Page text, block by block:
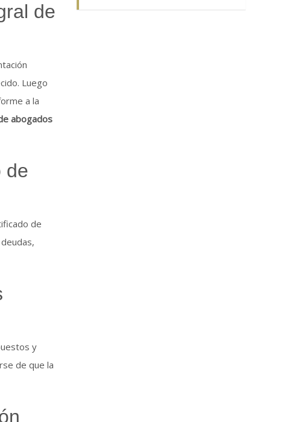
de
Luego
a la
abogados
de
de
y
de que la